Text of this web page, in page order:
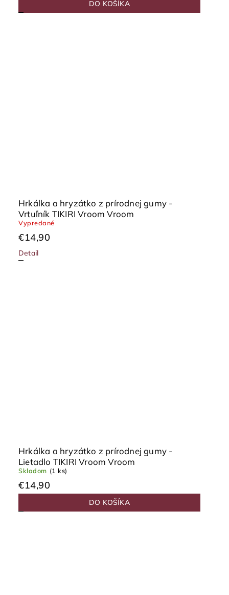
DO KOŠÍKA
Hrkálka a hryzátko z prírodnej gumy -
Vrtuľník TIKIRI Vroom Vroom
Vypredané
€14,90
Detail
Hrkálka a hryzátko z prírodnej gumy -
Lietadlo TIKIRI Vroom Vroom
Skladom (1 ks)
€14,90
DO KOŠÍKA